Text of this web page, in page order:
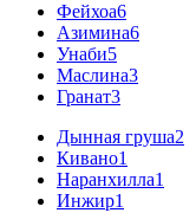
Фейхоа6
Азимина6
Унаби5
Маслина3
Гранат3
Дынная груша2
Кивано1
Наранхилла1
Инжир1